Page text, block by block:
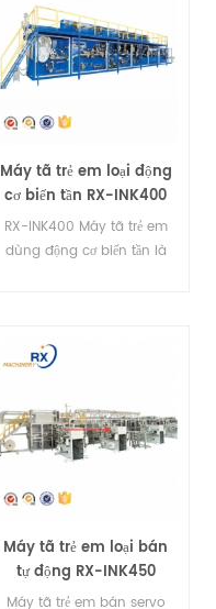
Máy tã trẻ em loại động
cơ biến tần RX-INK400
RX-INK400 Máy tã trẻ em
dùng động cơ biến tần là
Máy tã trẻ em loại bán
tự động RX-INK450
Máy tã trẻ em bán servo